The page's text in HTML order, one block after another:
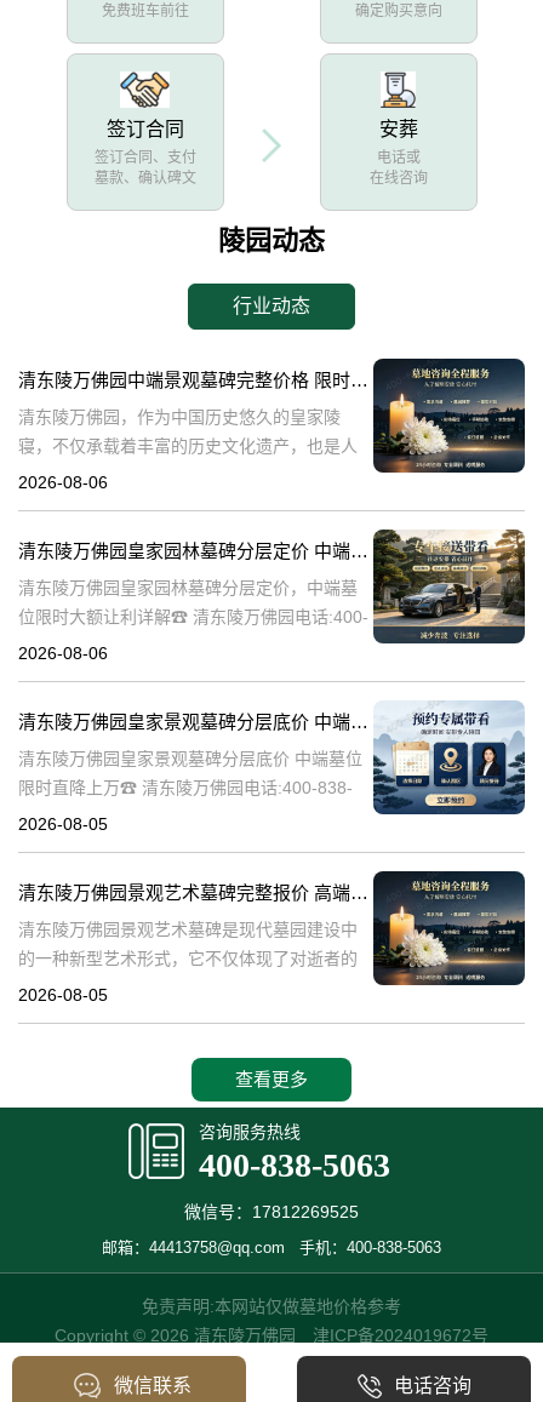
免费班车前往
确定购买意向
签订合同
签订合同、支付
墓款、确认碑文
安葬
电话或
在线咨询
陵园动态
行业动态
清东陵万佛园中端景观墓碑完整价格 限时减免多年管理费详解
清东陵万佛园，作为中国历史悠久的皇家陵
寝，不仅承载着丰富的历史文化遗产，也是人
们缅怀先人、寄托哀思的重要场所。近年来，
清
2026-08-06
清东陵万佛园皇家园林墓碑分层定价 中端墓位限时大额让利详解
清东陵万佛园皇家园林墓碑分层定价，中端墓
位限时大额让利详解☎ 清东陵万佛园电话:400-
838-5063清东陵万佛园，作为中国历史上著名
2026-08-06
清东陵万佛园皇家景观墓碑分层底价 中端墓位限时直降上万
清东陵万佛园皇家景观墓碑分层底价 中端墓位
限时直降上万☎ 清东陵万佛园电话:400-838-
5063清东陵万佛园，作为中国历史上著名的皇
2026-08-05
清东陵万佛园景观艺术墓碑完整报价 高端墓型大额直降活动详解
清东陵万佛园景观艺术墓碑是现代墓园建设中
的一种新型艺术形式，它不仅体现了对逝者的
尊重和缅怀，更是一种文化艺术的传承。本文
2026-08-05
查看更多
咨询服务热线
400-838-5063
微信号：17812269525
邮箱：44413758@qq.com 手机：400-838-5063
免责声明:本网站仅做墓地价格参考
Copyright © 2026 清东陵万佛园 津ICP备2024019672号
微信联系 电话咨询